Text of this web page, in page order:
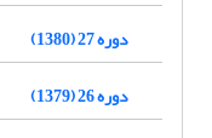
دوره 27 (1380)
دوره 26 (1379)